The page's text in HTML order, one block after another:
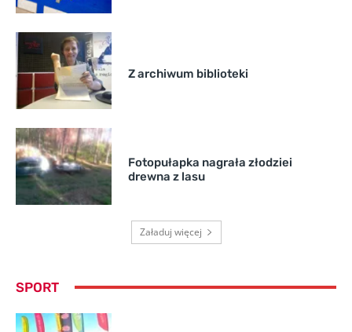
Z archiwum biblioteki
Fotopułapka nagrała złodziei
drewna z lasu
Załaduj więcej
SPORT